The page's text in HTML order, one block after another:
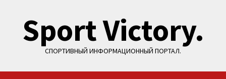
содержимому
Sport Victory.
СПОРТИВНЫЙ ИНФОРМАЦИОННЫЙ ПОРТАЛ.